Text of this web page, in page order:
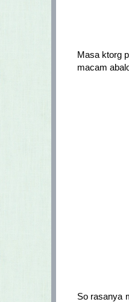
Masa ktorg
macam
So rasanya